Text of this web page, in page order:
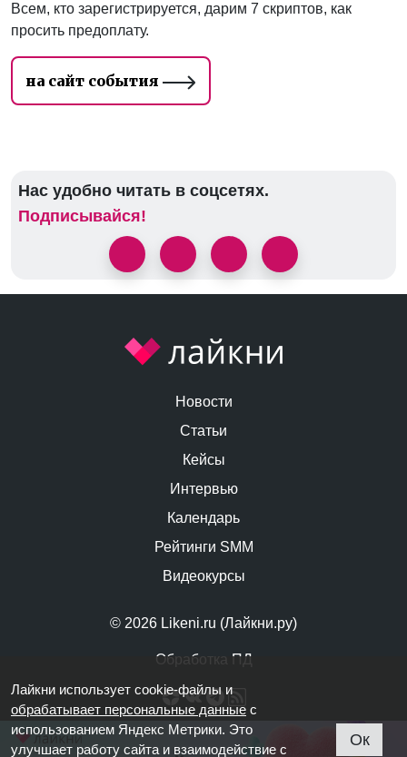
Всем, кто зарегистрируется, дарим 7 скриптов, как
просить предоплату.
на сайт события
Нас удобно читать в соцсетях.
Подписывайся!
© 2026 Likeni.ru (Лайкни.ру)
Обработка ПД
Новости
Статьи
Кейсы
Интервью
Календарь
Рейтинги SMM
Видеокурсы
Лайкни использует cookie-файлы и
обрабатывает персональные данные с
использованием Яндекс Метрики. Это
улучшает работу сайта и взаимодействие с
Ок